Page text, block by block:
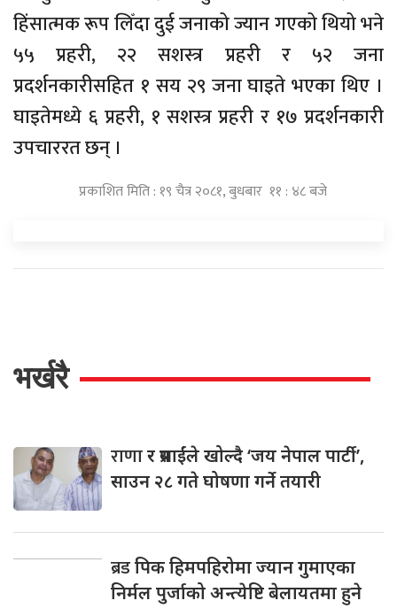
हिंसात्मक रूप लिँदा दुई जनाको ज्यान गएको थियो भने
५५ प्रहरी, २२ सशस्त्र प्रहरी र ५२ जना
प्रदर्शनकारीसहित १ सय २९ जना घाइते भएका थिए ।
घाइतेमध्ये ६ प्रहरी, १ सशस्त्र प्रहरी र १७ प्रदर्शनकारी
उपचाररत छन् ।
प्रकाशित मिति : १९ चैत्र २०८१, बुधबार ११ : ४८ बजे
भर्खरै
राणार प्रसाईंले खोल्दै ‘जय नेपाल पार्टी’,
साउन २८ गते घोषणा गर्ने तयारी
ब्रडपिक हिमपहिरोमा ज्यान गुमाएका
निर्मल पुर्जाको अन्त्येष्टि बेलायतमा हुने